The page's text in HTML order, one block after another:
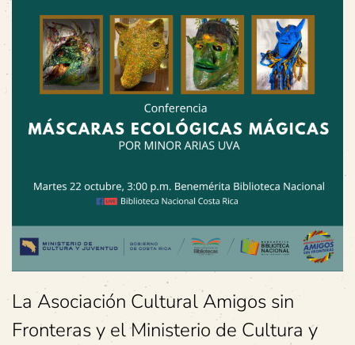
La Asociación Cultural Amigos sin
Fronteras y el Ministerio de Cultura y